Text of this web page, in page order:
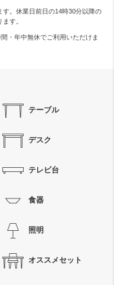
。休業日前日の14時30分以降の
す。
・年中無休でご利用いただけま
テーブル
デスク
テレビ台
食器
照明
オススメセット